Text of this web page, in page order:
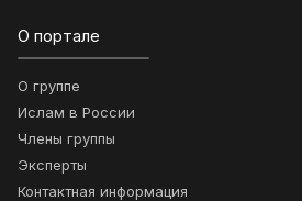
О портале
О группе
Ислам в России
Члены группы
Эксперты
Контактная информация